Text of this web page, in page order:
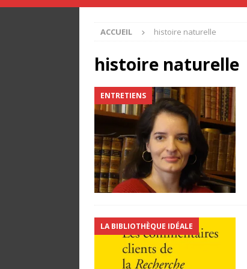
ACCUEIL histoire naturelle
histoire naturelle
ENTRETIENS
LA BIBLIOTHÈQUE IDÉALE